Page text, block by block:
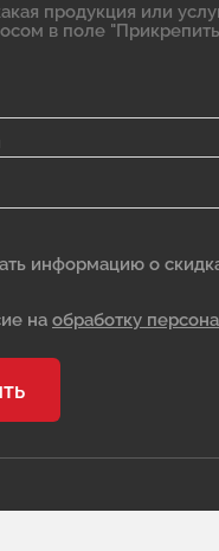
информацию о
на обработку